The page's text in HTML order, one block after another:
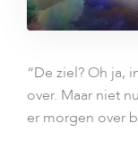
“De ziel? Oh ja,
over. Maar niet
er morgen over